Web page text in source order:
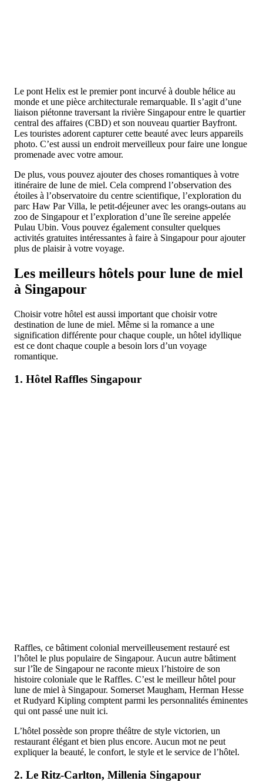
Le pont Helix est le premier pont incurvé à double hélice au
monde et une pièce architecturale remarquable. Il s’agit d’une
liaison piétonne traversant la rivière Singapour entre le quartier
central des affaires (CBD) et son nouveau quartier Bayfront.
Les touristes adorent capturer cette beauté avec leurs appareils
photo. C’est aussi un endroit merveilleux pour faire une longue
promenade avec votre amour.
De plus, vous pouvez ajouter des choses romantiques à votre
itinéraire de lune de miel. Cela comprend l’observation des
étoiles à l’observatoire du centre scientifique, l’exploration du
parc Haw Par Villa, le petit-déjeuner avec les orangs-outans au
zoo de Singapour et l’exploration d’une île sereine appelée
Pulau Ubin. Vous pouvez également consulter quelques
activités gratuites intéressantes à faire à Singapour pour ajouter
plus de plaisir à votre voyage.
Les meilleurs hôtels pour lune de miel
à Singapour
Choisir votre hôtel est aussi important que choisir votre
destination de lune de miel. Même si la romance a une
signification différente pour chaque couple, un hôtel idyllique
est ce dont chaque couple a besoin lors d’un voyage
romantique.
1. Hôtel Raffles Singapour
Raffles, ce bâtiment colonial merveilleusement restauré est
l’hôtel le plus populaire de Singapour. Aucun autre bâtiment
sur l’île de Singapour ne raconte mieux l’histoire de son
histoire coloniale que le Raffles. C’est le meilleur hôtel pour
lune de miel à Singapour. Somerset Maugham, Herman Hesse
et Rudyard Kipling comptent parmi les personnalités éminentes
qui ont passé une nuit ici.
L’hôtel possède son propre théâtre de style victorien, un
restaurant élégant et bien plus encore. Aucun mot ne peut
expliquer la beauté, le confort, le style et le service de l’hôtel.
2. Le Ritz-Carlton, Millenia Singapour